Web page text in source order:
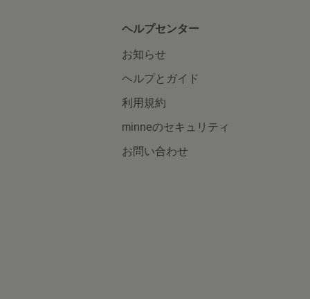
ヘルプセンター
お知らせ
ヘルプとガイド
利用規約
minneのセキュリティ
お問い合わせ